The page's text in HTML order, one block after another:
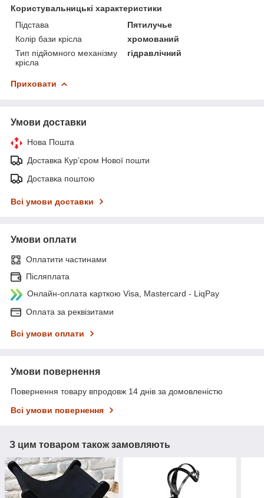
Користувальницькі характеристики
Підстава
Пятилучье
Колір бази крісла
хромований
Тип підйомного механізму
крісла
гідравлічний
Приховати
Умови доставки
Нова Пошта
Доставка Курʼєром Нової пошти
Доставка поштою
Всі умови доставки
Умови оплати
Оплатити частинами
Післяплата
Онлайн-оплата карткою Visa, Mastercard - LiqPay
Оплата за реквізитами
Всі умови оплати
Умови повернення
Повернення товару впродовж 14 днів за домовленістю
Всі умови повернення
З цим товаром також замовляють